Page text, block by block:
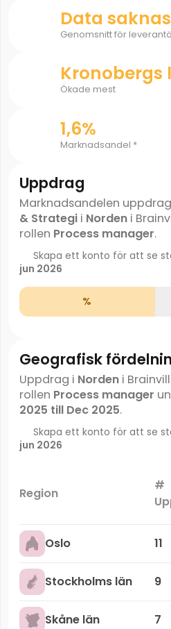
Data saknas
Genomsnitt för
Kronobergs
Ökade mest
1,6%
Marknadsandel *
Uppdrag
Marknadsandelen
& Strategii Nordeni
rollen Process manager.
Skapa ett konto för att se
jun 2026
%
Geografisk
Uppdrag i Nordeni
rollen Process manager
2025 till Dec 2025.
Skapa ett konto för att se
jun 2026
Region
#
Oslo 11
Stockholms län 9
Skåne län 7